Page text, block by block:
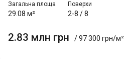
Загальна площа
29.08 м²
Поверхи
2-8 /8
2.83 млн грн / 97 300 грн/м²